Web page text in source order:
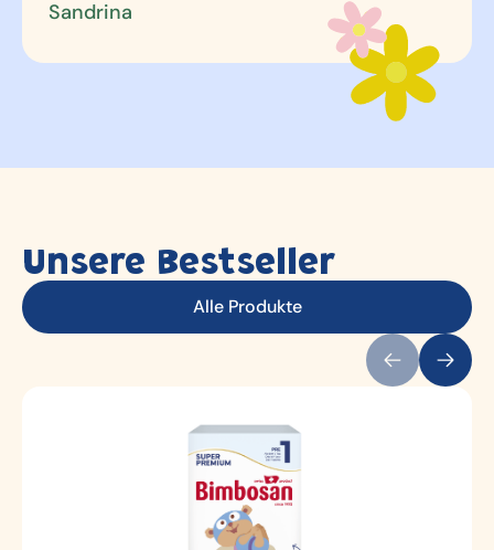
Unsere Bestseller
Alle Produkte